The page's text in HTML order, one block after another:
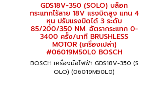
GDS18V-350 (SOLO) บล็อก
กระแทกไร้สาย 18V แรงบิดสูง แกน 4
หุน ปรับแรงบิดได้ 3 ระดับ
85/200/350 NM. อัตรากระแทก 0-
3400 ครั้ง/นาที BRUSHLESS
MOTOR (เครื่องเปล่า)
#06019M50L0 BOSCH
BOSCH เครื่องมือไฟฟ้า GDS18V-350 (S
OLO) (06019M50L0)